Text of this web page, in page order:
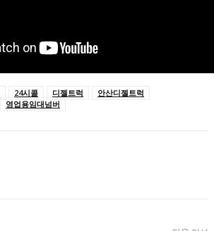
24시콜 디젤트럭
안산디젤트럭
영업용임대넘버